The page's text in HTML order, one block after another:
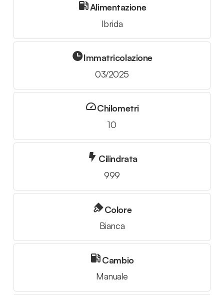
Alimentazione
Ibrida
Immatricolazione
03/2025
Chilometri
10
Cilindrata
999
Colore
Bianca
Cambio
Manuale